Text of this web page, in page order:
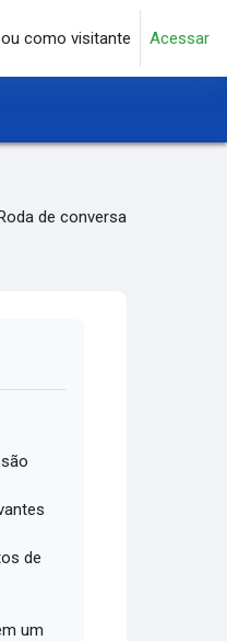
como visitante Acessar
de conversa
de
um